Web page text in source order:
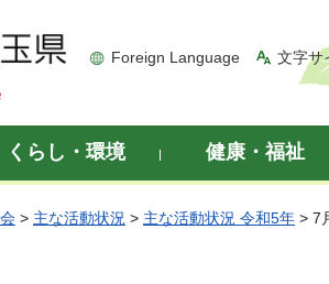
Foreign Language 文字サ
くらし・環境 健康・福祉
> 主な活動状況 > 主な活動状況 令和5年 > 7